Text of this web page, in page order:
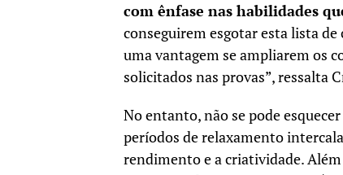
com ênfase nas habilidades
conseguirem esgotar esta lista
uma vantagem se ampliarem os
solicitados nas provas”, ressalta
No entanto, não se pode
períodos de relaxamento
rendimento e a criatividade.